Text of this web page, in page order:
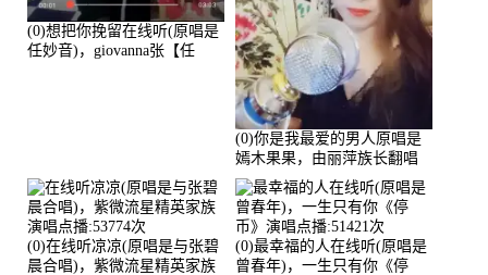
(0)想把你挽留在线听(原唱是
任妙音)，giovanna张【任
(0)你是我最爱的男人原唱是
嫣木果果，由丽萍族长翻唱
(播放:56258)
(0)在线听凉凉(原唱是与张碧
晨合唱)，紫微流星精英家族
(0)最幸福的人在线听(原唱是
曾春年)，一生只有你《停